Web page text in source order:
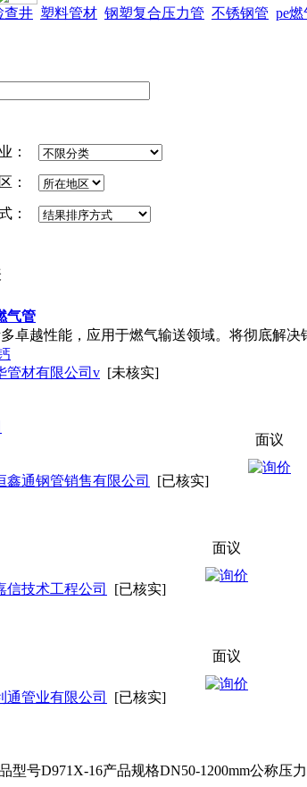
查井 塑料管材 钢塑复合压力管 不锈钢管 pe燃
：
：
：
气管
卓越性能，应用于燃气输送领域。将彻底解
管材有限公司v [未核实]
鑫通钢管销售有限公司 [已核实]
面议
信技术工程公司 [已核实]
面议
通管业有限公司 [已核实]
面议
号D971X-16产品规格DN50-1200mm公称压